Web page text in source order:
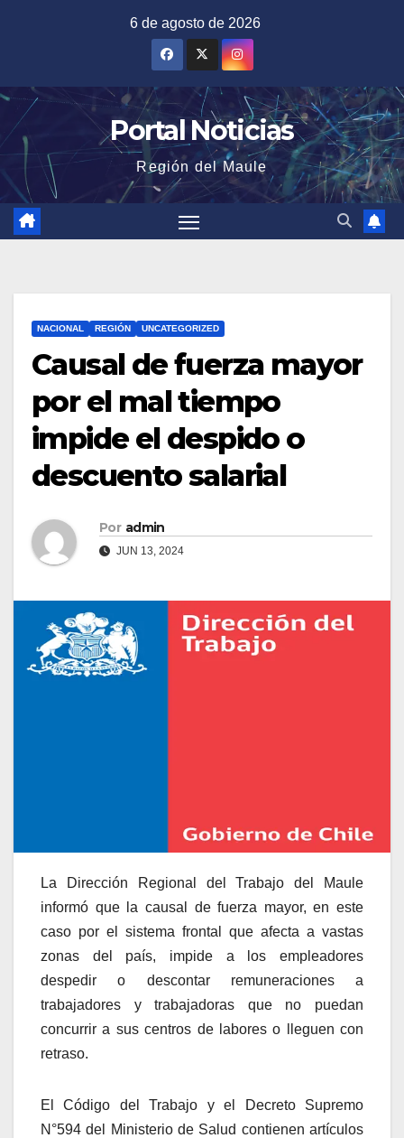
6 de agosto de 2026
Portal Noticias
Región del Maule
NACIONAL REGIÓN UNCATEGORIZED
Causal de fuerza mayor
por el mal tiempo
impide el despido o
descuento salarial
Por admin
JUN 13, 2024
La Dirección Regional del Trabajo del Maule
informó que la causal de fuerza mayor, en este
caso por el sistema frontal que afecta a vastas
zonas del país, impide a los empleadores
despedir o descontar remuneraciones a
trabajadores y trabajadoras que no puedan
concurrir a sus centros de labores o lleguen con
retraso.
El Código del Trabajo y el Decreto Supremo
N°594 del Ministerio de Salud contienen artículos